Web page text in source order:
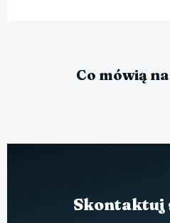
Co mówią
Skontaktuj